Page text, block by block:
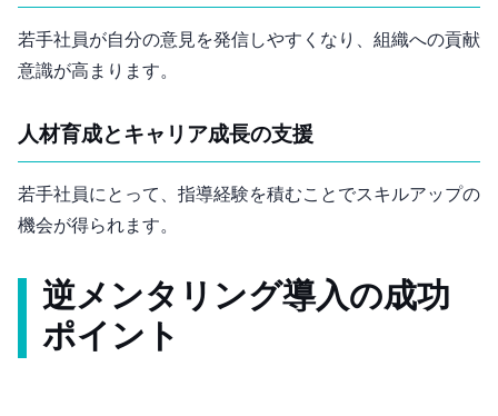
若手社員が自分の意見を発信しやすくなり、組織への貢献
意識が高まります。
人材育成とキャリア成長の支援
若手社員にとって、指導経験を積むことでスキルアップの
機会が得られます。
逆メンタリング導入の成功
ポイント